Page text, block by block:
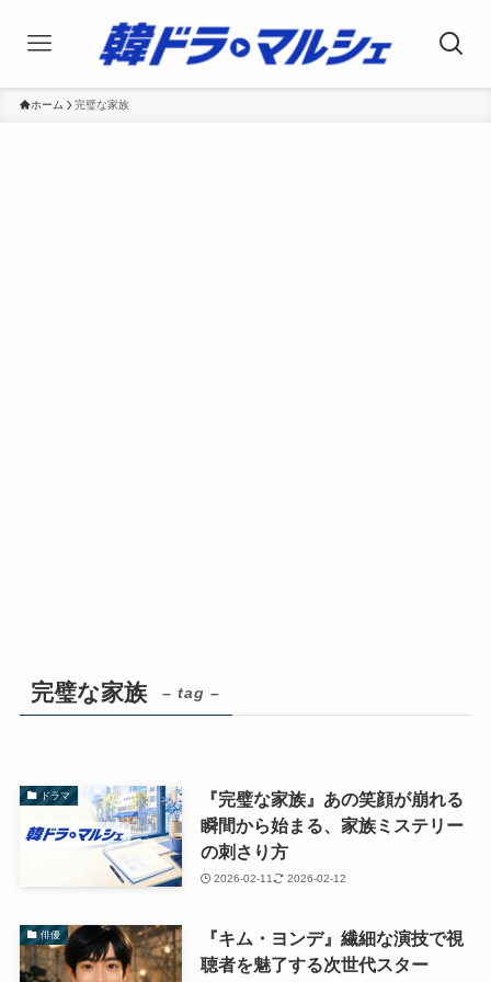
ホーム 完璧な家族
完璧な家族 – tag –
ドラマ
『完璧な家族』あの笑顔が崩れる
瞬間から始まる、家族ミステリー
の刺さり方
2026-02-11 2026-02-12
俳優
『キム・ヨンデ』繊細な演技で視
聴者を魅了する次世代スター